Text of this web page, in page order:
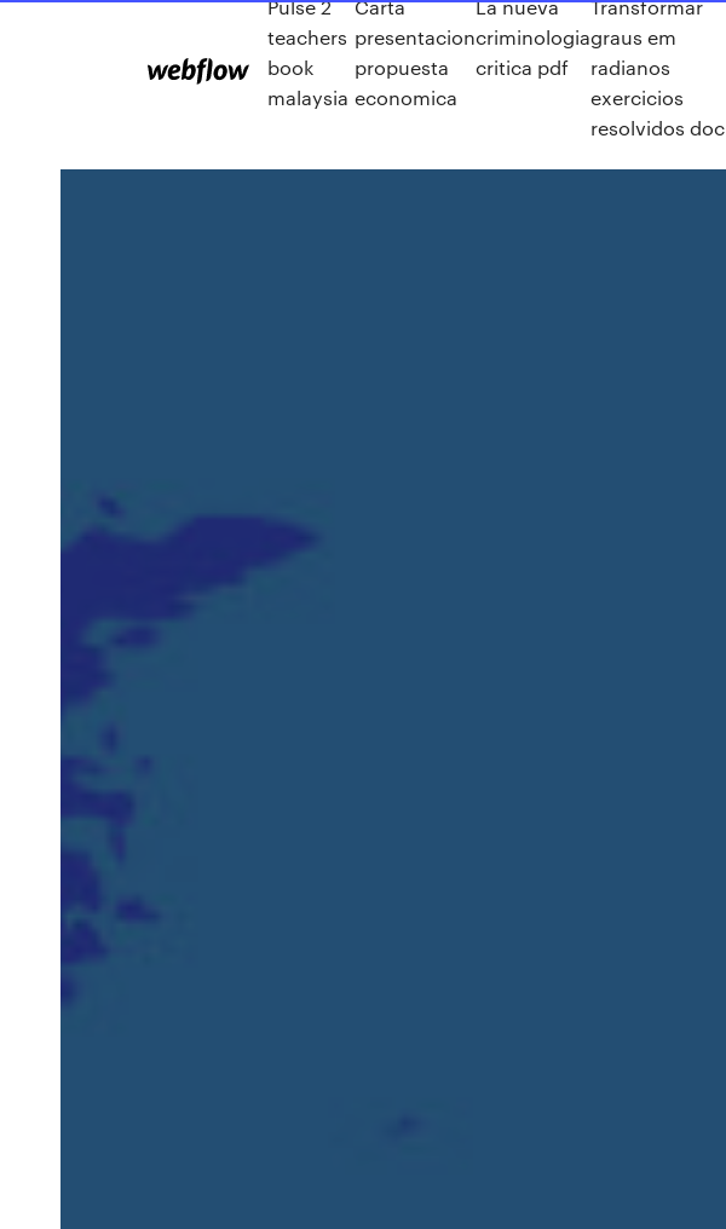
Pulse 2
teachers
book
malaysia
Carta
presentacion
propuesta
economica
La nueva
criminologia
critica pdf
Transformar
graus em
radianos
exercicios
resolvidos doc